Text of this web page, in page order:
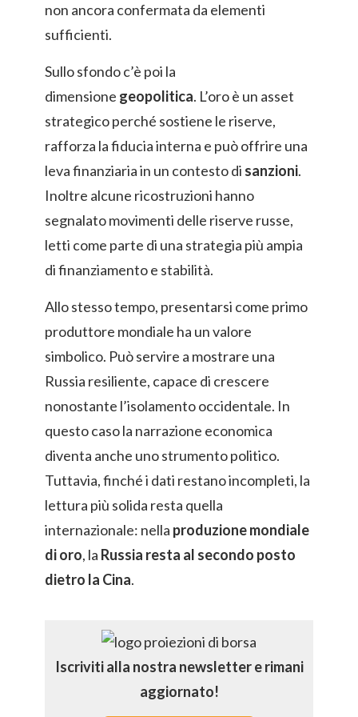
non ancora confermata da elementi
sufficienti.
Sullo sfondo c’è poi la
dimensione geopolitica. L’oro è un asset
strategico perché sostiene le riserve,
rafforza la fiducia interna e può offrire una
leva finanziaria in un contesto di sanzioni.
Inoltre alcune ricostruzioni hanno
segnalato movimenti delle riserve russe,
letti come parte di una strategia più ampia
di finanziamento e stabilità.
Allo stesso tempo, presentarsi come primo
produttore mondiale ha un valore
simbolico. Può servire a mostrare una
Russia resiliente, capace di crescere
nonostante l’isolamento occidentale. In
questo caso la narrazione economica
diventa anche uno strumento politico.
Tuttavia, finché i dati restano incompleti, la
lettura più solida resta quella
internazionale: nella produzione mondiale
di oro, la Russia resta al secondo posto
dietro la Cina.
Iscriviti alla nostra newsletter e rimani
aggiornato!